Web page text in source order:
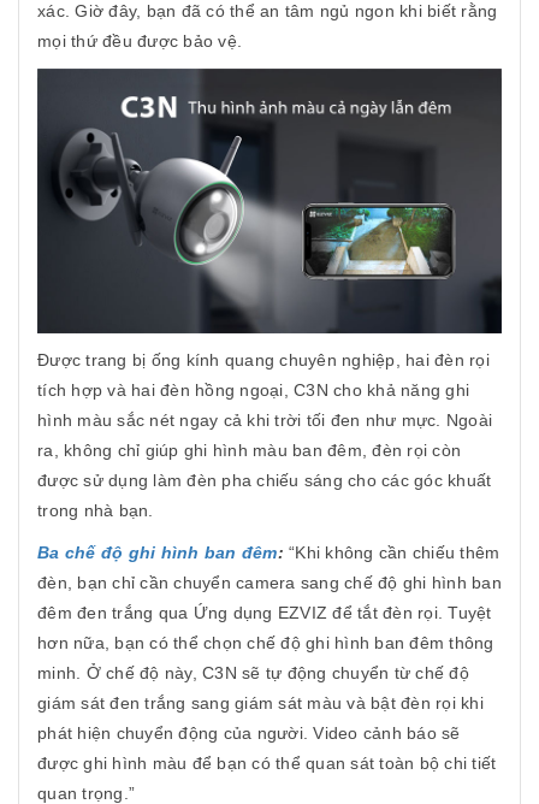
xác. Giờ đây, bạn đã có thể an tâm ngủ ngon khi biết rằng
mọi thứ đều được bảo vệ.
Được trang bị ống kính quang chuyên nghiệp, hai đèn rọi
tích hợp và hai đèn hồng ngoại, C3N cho khả năng ghi
hình màu sắc nét ngay cả khi trời tối đen như mực. Ngoài
ra, không chỉ giúp ghi hình màu ban đêm, đèn rọi còn
được sử dụng làm đèn pha chiếu sáng cho các góc khuất
trong nhà bạn.
Ba chế độ ghi hình ban đêm: “Khi không cần chiếu thêm
đèn, bạn chỉ cần chuyển camera sang chế độ ghi hình ban
đêm đen trắng qua Ứng dụng EZVIZ để tắt đèn rọi. Tuyệt
hơn nữa, bạn có thể chọn chế độ ghi hình ban đêm thông
minh. Ở chế độ này, C3N sẽ tự động chuyển từ chế độ
giám sát đen trắng sang giám sát màu và bật đèn rọi khi
phát hiện chuyển động của người. Video cảnh báo sẽ
được ghi hình màu để bạn có thể quan sát toàn bộ chi tiết
quan trọng.”